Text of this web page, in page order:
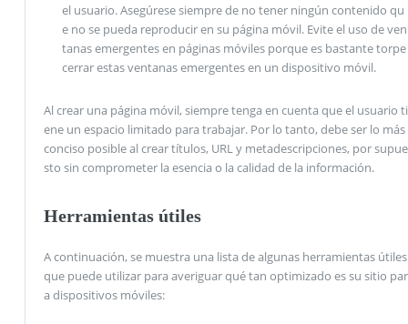
el usuario. Asegúrese siempre de no tener ningún contenido qu
e no se pueda reproducir en su página móvil. Evite el uso de ven
tanas emergentes en páginas móviles porque es bastante torpe
cerrar estas ventanas emergentes en un dispositivo móvil.
Al crear una página móvil, siempre tenga en cuenta que el usuario ti
ene un espacio limitado para trabajar. Por lo tanto, debe ser lo más
conciso posible al crear títulos, URL y metadescripciones, por supue
sto sin comprometer la esencia o la calidad de la información.
Herramientas útiles
A continuación, se muestra una lista de algunas herramientas útiles
que puede utilizar para averiguar qué tan optimizado es su sitio par
a dispositivos móviles: